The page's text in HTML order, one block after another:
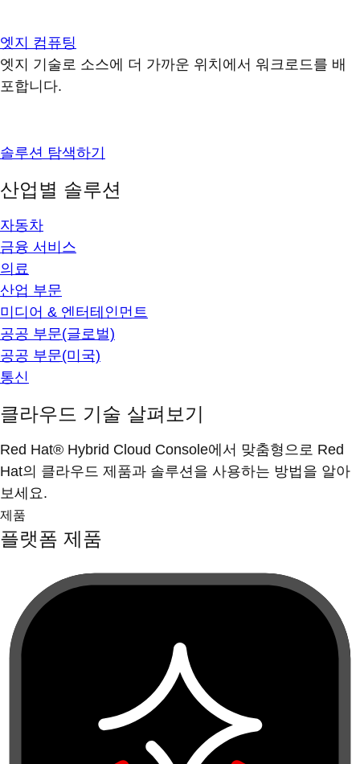
엣지 컴퓨팅
엣지 기술로 소스에 더 가까운 위치에서 워크로드를 배
포합니다.
솔루션 탐색하기
산업별 솔루션
자동차
금융 서비스
의료
산업 부문
미디어 & 엔터테인먼트
공공 부문(글로벌)
공공 부문(미국)
통신
클라우드 기술 살펴보기
Red Hat® Hybrid Cloud Console에서 맞춤형으로 Red
Hat의 클라우드 제품과 솔루션을 사용하는 방법을 알아
보세요.
제품
플랫폼 제품